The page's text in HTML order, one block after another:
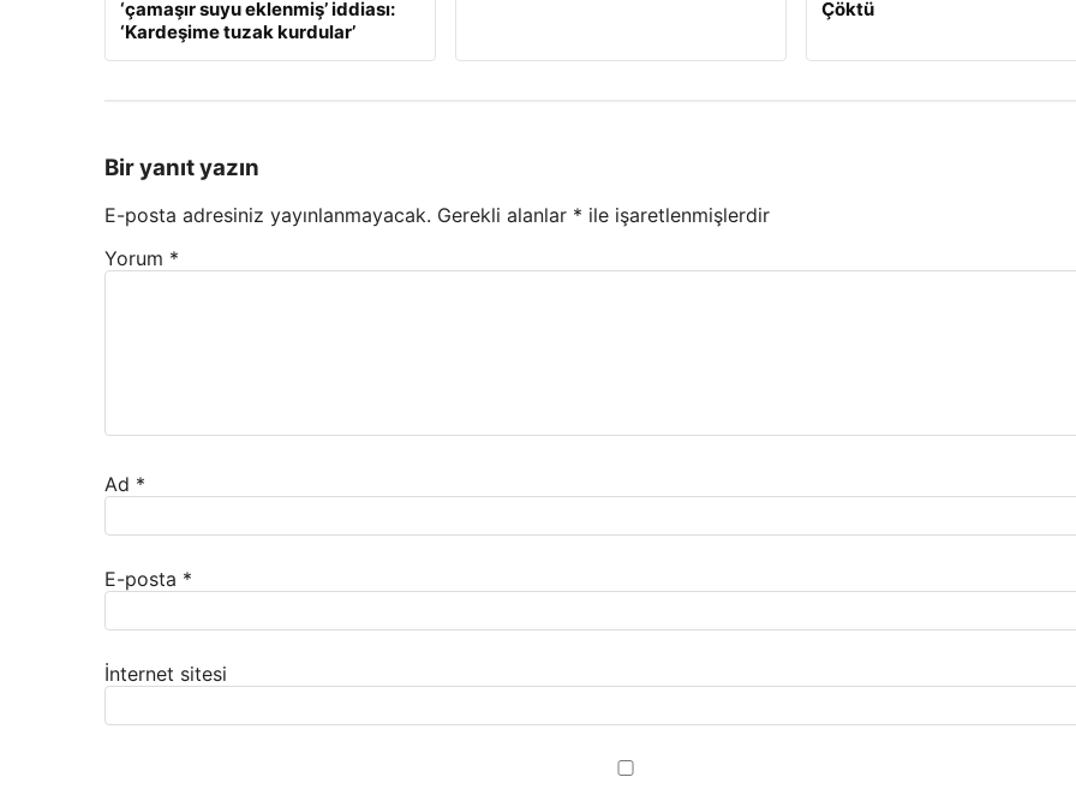
‘çamaşır suyu eklenmiş’ iddiası:
‘Kardeşime tuzak kurdular’
Çöktü
Bir yanıt yazın
E-posta adresiniz yayınlanmayacak. Gerekli alanlar * ile işaretlenmişlerdir
Yorum *
Ad *
E-posta *
İnternet sitesi